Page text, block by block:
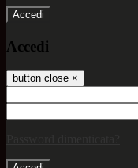
Accedi
Accedi
button close ×